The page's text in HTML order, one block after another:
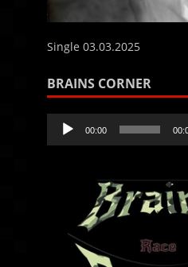
Single 03.03.2025
BRAINS CORNER
Audio-
Player
00:00